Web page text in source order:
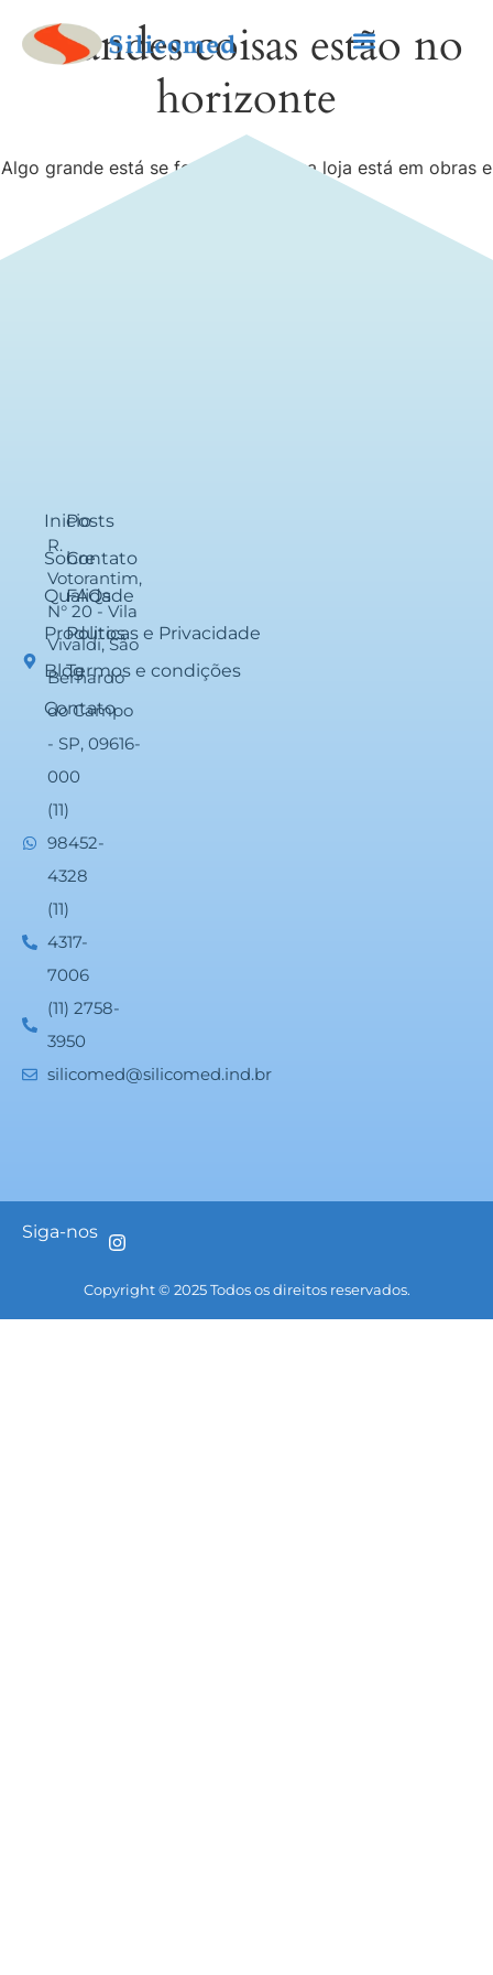
Grandes coisas estão no
horizonte
Algo grande está se formando! Nossa loja está em obras e
R.
Votorantim,
N° 20 - Vila
Vivaldi, São
Bernardo
do Campo
- SP, 09616-
000
(11)
98452-
4328
(11)
4317-
7006
(11) 2758-
3950
silicomed@silicomed.ind.br
Inicio
Sobre
Qualidade
Produtos
Blog
Contato
Posts
Contato
FAQs
Politicas e Privacidade
Termos e condições
Siga-nos
Copyright © 2025 Todos os direitos reservados.